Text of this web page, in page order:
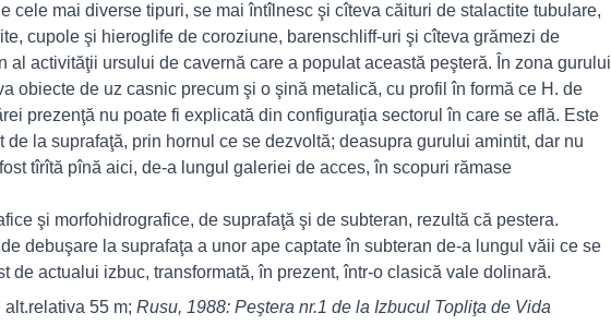
cele mai diverse tipuri, se mai întîlnesc şi cîteva căituri de stalactite tubulare,
cupole şi hieroglife de coroziune, barenschliff-uri şi cîteva grămezi de
activităţii ursului de cavernă care a populat această peşteră. În zona gurului
obiecte de uz casnic precum şi o şină metalică, cu profil în formă ce H. de
prezenţă nu poate fi explicată din configuraţia sectorul în care se află. Este
de la suprafaţă, prin hornul ce se dezvoltă; deasupra gurului amintit, dar nu
tîrîtă pînă aici, de-a lungul galeriei de acces, în scopuri rămase
şi morfohidrografice, de suprafaţă şi de subteran, rezultă că pestera.
debuşare la suprafaţa a unor ape captate în subteran de-a lungul văii ce se
de actualui izbuc, transformată, în prezent, într-o clasică vale dolinară.
55 m; Rusu, 1988: Peştera nr.1 de la Izbucul Topliţa de Vida